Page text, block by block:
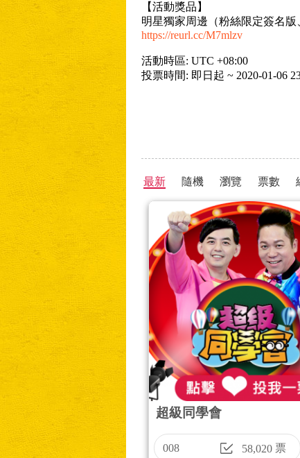
【活動獎品】
明星獨家周邊（粉絲限定簽名版
https://reurl.cc/M7mlzv
活動時區: UTC +08:00
投票時間: 即日起 ~ 2020-01-06
最新 隨機 瀏覽 票數
超級同學會
008 58,020票